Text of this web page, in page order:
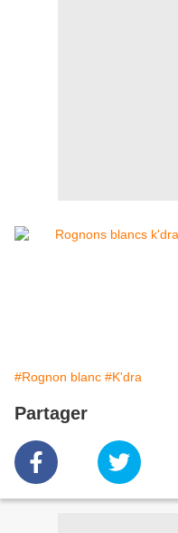
#Rognon blanc #K'dra
Partager